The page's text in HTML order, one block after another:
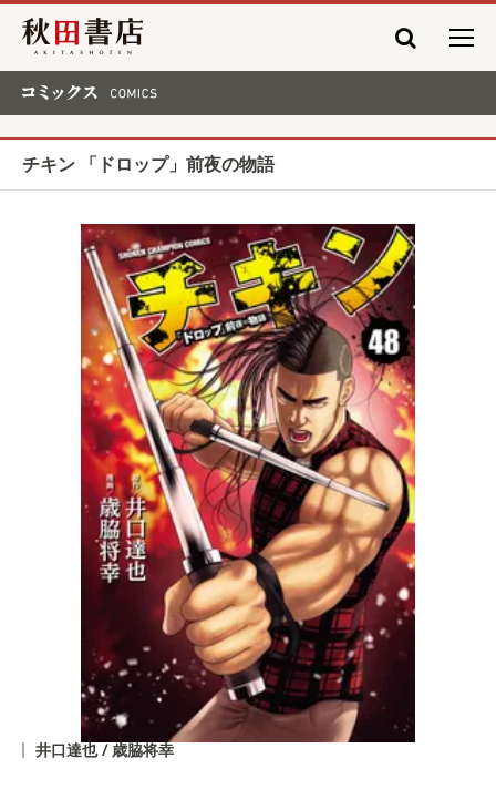
秋田書店
チキン 「ドロップ」前夜の物語
井口達也 / 歳脇将幸